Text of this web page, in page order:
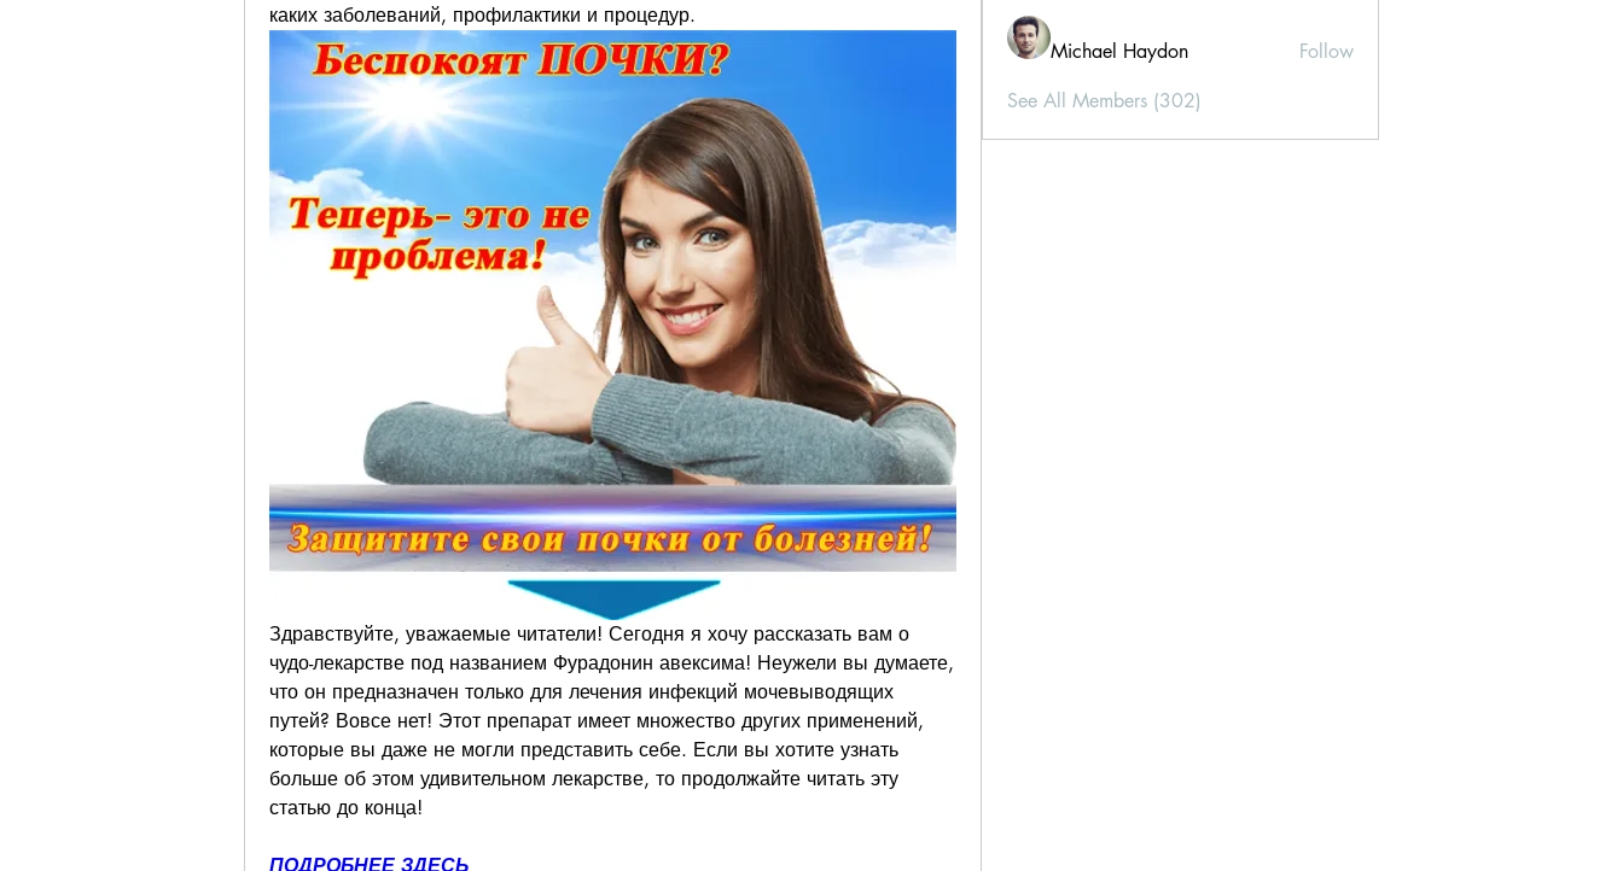
каких заболеваний, профилактики и процедур.
Здравствуйте, уважаемые читатели! Сегодня я хочу рассказать вам о
чудо-лекарстве под названием Фурадонин авексима! Неужели вы думаете,
что он предназначен только для лечения инфекций мочевыводящих
путей? Вовсе нет! Этот препарат имеет множество других применений,
которые вы даже не могли представить себе. Если вы хотите узнать
больше об этом удивительном лекарстве, то продолжайте читать эту
статью до конца!
Michael Haydon
Follow
See All Members (302)